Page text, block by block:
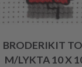
BRODERIKIT
M/LYKTA 10 X